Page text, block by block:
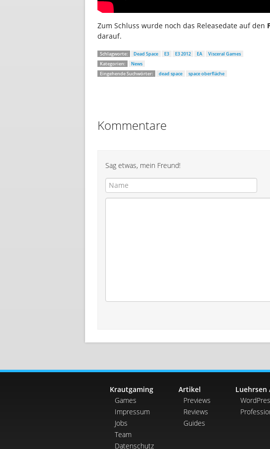
Zum Schluss wurde noch das Releasedate auf den
darauf.
Schlagworte: Dead Space E3 E3 2012 EA
Visceral Games
Kategorien:
News
Eingehende Suchwörter:
dead space space oberfläche
Kommentare
Sag etwas, mein Freund!
Krautgaming
Games
Impressum
Jobs
Team
Datenschutz
Artikel
Previews
Reviews
Guides
Luehrsen